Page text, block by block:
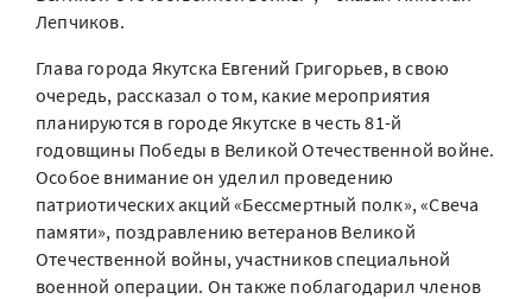
Лепчиков.
Глава города Якутска Евгений Григорьев, в свою
очередь, рассказал о том, какие мероприятия
планируются в городе Якутске в честь 81-й
годовщины Победы в Великой Отечественной войне.
Особое внимание он уделил проведению
патриотических акций «Бессмертный полк», «Свеча
памяти», поздравлению ветеранов Великой
Отечественной войны, участников специальной
военной операции. Он также поблагодарил членов